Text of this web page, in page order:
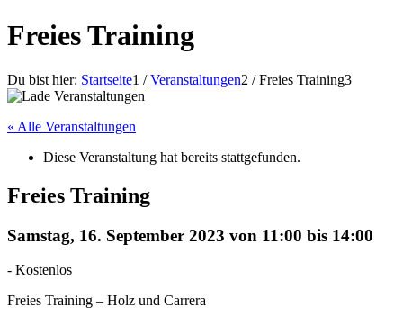
Freies Training
Du bist hier: Startseite1 / Veranstaltungen2 / Freies Training3
« Alle Veranstaltungen
Diese Veranstaltung hat bereits stattgefunden.
Freies Training
Samstag, 16. September 2023 von 11:00 bis 14:00
- Kostenlos
Freies Training – Holz und Carrera